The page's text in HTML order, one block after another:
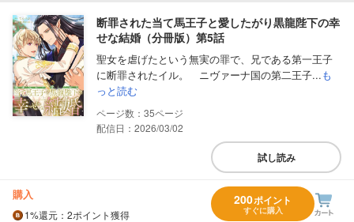
断罪された当て馬王子と愛したがり黒龍陛下の幸
せな結婚（分冊版）第5話
聖女を虐げたという無実の罪で、兄である第一王子
に断罪されたイル。 ニヴァーナ国の第二王子...も
っと読む
35
配信日：2026/03/02
試し読み
購入
1%還元 ：2ポイント獲得
200ポイント
すぐに購入